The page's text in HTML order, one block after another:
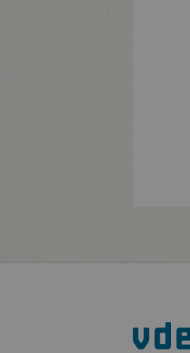
Fußleisten-
Navigation